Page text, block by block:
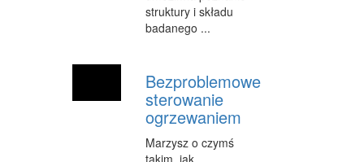
struktury i składu
badanego ...
Bezproblemowe
sterowanie
ogrzewaniem
Marzysz o czymś